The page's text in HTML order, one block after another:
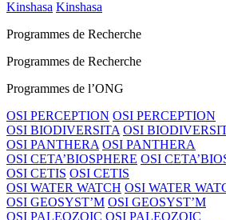
Kinshasa Kinshasa
Programmes de Recherche
Programmes de Recherche
Programmes de l’ONG
OSI PERCEPTION OSI PERCEPTION
OSI BIODIVERSITA OSI
OSI PANTHERA OSI PANTHERA
OSI CETA’BIOSPHERE OSI
OSI CETIS OSI CETIS
OSI WATER WATCH OSI WATER
OSI GEOSYST’M OSI GEOSYST’M
OSI PALEOZOIC OSI PALEOZOIC